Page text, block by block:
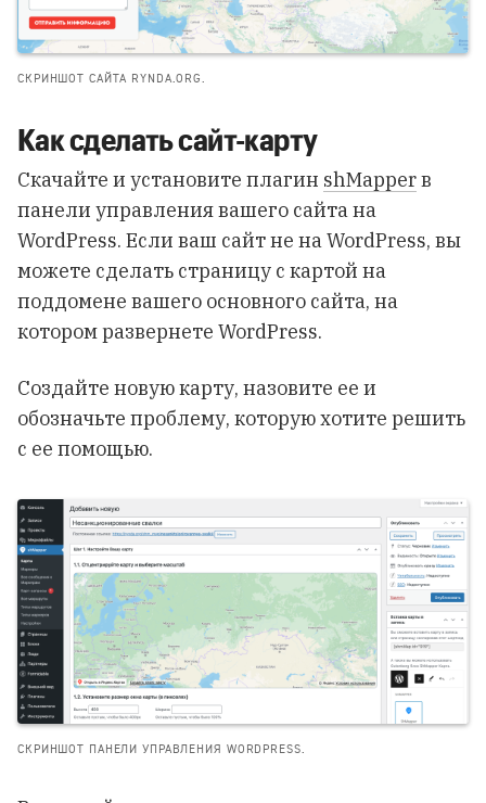
СКРИНШОТ САЙТА RYNDA.ORG.
Как сделать сайт-карту
Скачайте и установите плагин shMapperв
панели управления вашего сайта на
WordPress. Если ваш сайт не на WordPress, вы
можете сделать страницу с картой на
поддомене вашего основного сайта, на
котором развернете WordPress.
Создайте новую карту, назовите ее и
обозначьте проблему, которую хотите решить
с ее помощью.
СКРИНШОТ ПАНЕЛИ УПРАВЛЕНИЯ WORDPRESS.